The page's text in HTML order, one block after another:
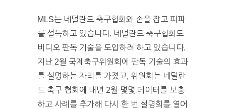
MLS는 네덜란드 축구협회와 손을 잡고 피파
를 설득하고 있습니다. 네덜란드 축구협회도
비디오 판독 기술을 도입하려 하고 있습니다.
지난 2월 국제축구위원회에 판독 기술의 효과
를 설명하는 자리를 가졌고, 위원회는 네덜란
드 축구 협회에 내년 2월 몇몇 데이터를 보충
하고 사례를 추가해 다시 한 번 설명회를 열어